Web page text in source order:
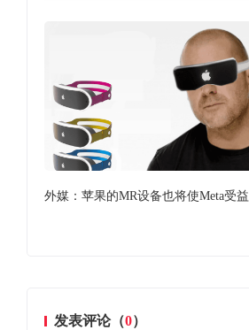
外媒：苹果的MR设备也将使Meta受益
发表评论（0）